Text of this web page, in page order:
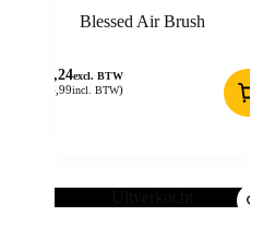
Blessed Air Brush
70,24excl. BTW
84,99incl. BTW)